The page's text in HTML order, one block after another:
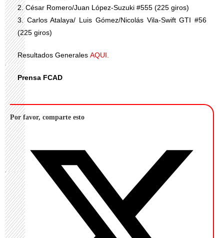
2. César Romero/Juan López-Suzuki #555 (225 giros)
3. Carlos Atalaya/ Luis Gómez/Nicolás Vila-Swift GTI #56
(225 giros)
Resultados Generales AQUI.
Prensa FCAD
Por favor, comparte esto